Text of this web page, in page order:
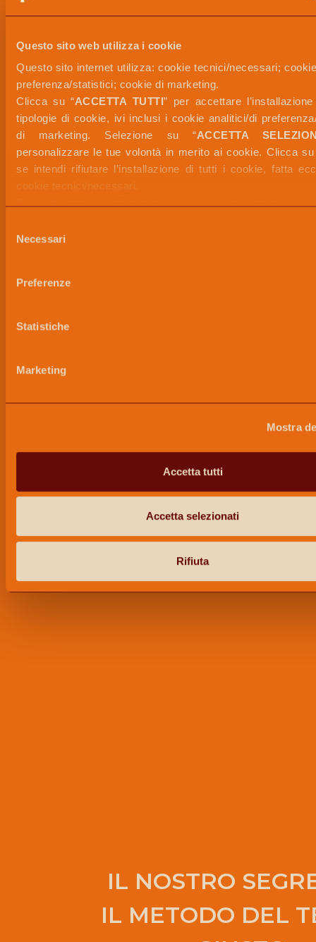
Questo sito web utilizza i cookie
Questo sito internet utilizza: cookie tecnici/necessari;
preferenza/statistici; cookie di marketing.
Clicca su “ACCETTA TUTTI” per accettare
tipologie di cookie, ivi inclusi i cookie analitici/di
di marketing. Selezione su “ACCETTA
personalizzare le tue volontà in merito ai cookie. Clicca su
se intendi rifiutare l’installazione di tutti i cookie, fatta
cookie tecnici/necessari.
delNecessari
Preferenze
Statistiche
Marketing
Mostra
Accetta tutti
Accetta selezionati
Rifiuta
IL NOSTRO
IL METODO DEL